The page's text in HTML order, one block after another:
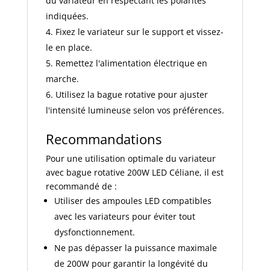
indiquées.
Fixez le variateur sur le support et vissez-
le en place.
Remettez l'alimentation électrique en
marche.
Utilisez la bague rotative pour ajuster
l'intensité lumineuse selon vos préférences.
Recommandations
Pour une utilisation optimale du variateur
avec bague rotative 200W LED Céliane, il est
recommandé de :
Utiliser des ampoules LED compatibles
avec les variateurs pour éviter tout
dysfonctionnement.
Ne pas dépasser la puissance maximale
de 200W pour garantir la longévité du